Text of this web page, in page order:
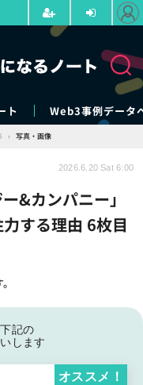
ト Web3事例データ
› 写真・画像
&カンパニー」
する理由 6枚目
2026.6.20 Sat 6:00
記の
します
オススメ！